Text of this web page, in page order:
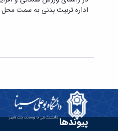
اداره تربیت بدنی به سمت محل
پیوندها